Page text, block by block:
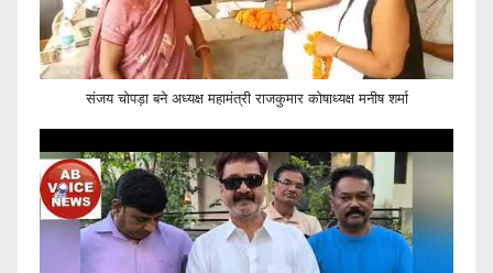
संजय चोपड़ा बने अध्यक्ष महामंत्री राजकुमार कोषाध्यक्ष मनीष शर्मा